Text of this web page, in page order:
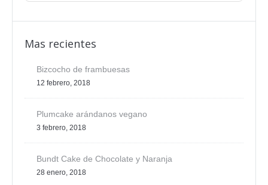
Mas recientes
Bizcocho de frambuesas
12 febrero, 2018
Plumcake arándanos vegano
3 febrero, 2018
Bundt Cake de Chocolate y Naranja
28 enero, 2018